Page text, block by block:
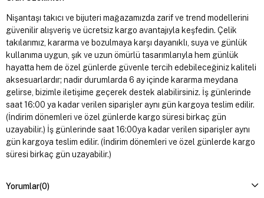
Nişantaşı takıcı ve bijuteri mağazamızda zarif ve trend modellerini
güvenilir alışveriş ve ücretsiz kargo avantajıyla keşfedin. Çelik
takılarımız, kararma ve bozulmaya karşı dayanıklı, suya ve günlük
kullanıma uygun, şık ve uzun ömürlü tasarımlarıyla hem günlük
hayatta hem de özel günlerde güvenle tercih edebileceğiniz kaliteli
aksesuarlardır; nadir durumlarda 6 ay içinde kararma meydana
gelirse, bizimle iletişime geçerek destek alabilirsiniz. İş günlerinde
saat 16:00 ya kadar verilen siparişler aynı gün kargoya teslim edilir.
(İndirim dönemleri ve özel günlerde kargo süresi birkaç gün
uzayabilir.) İş günlerinde saat 16:00ya kadar verilen siparişler aynı
gün kargoya teslim edilir. (İndirim dönemleri ve özel günlerde kargo
süresi birkaç gün uzayabilir.)
Yorumlar(0)